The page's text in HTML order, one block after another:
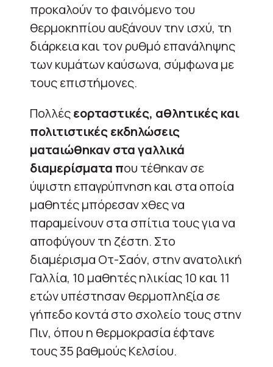
προκαλούν το φαινόμενο του
θερμοκηπίου αυξάνουν την ισχύ, τη
διάρκεια και τον ρυθμό επανάληψης
των κυμάτων καύσωνα, σύμφωνα με
τους επιστήμονες.
Πολλέςεορταστικές, αθλητικές και
πολιτιστικές εκδηλώσεις
ματαιώθηκαν στα γαλλικά
διαμερίσματα που τέθηκαν σε
ύψιστη επαγρύπνηση και στα οποία
μαθητές μπόρεσαν χθες να
παραμείνουν στα σπίτια τους για να
αποφύγουν τη ζέστη. Στο
διαμέρισμα Οτ-Σαόν, στην ανατολική
Γαλλία, 10 μαθητές ηλικίας 10 και 11
ετών υπέστησαν θερμοπληξία σε
γήπεδο κοντά στο σχολείο τους στην
Πιν, όπου η θερμοκρασία έφτανε
τους 35 βαθμούς Κελσίου.